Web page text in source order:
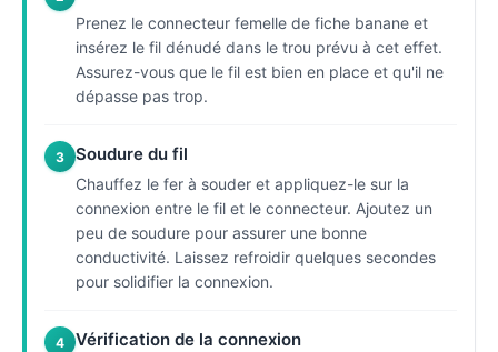
Prenez le connecteur femelle de fiche banane et
insérez le fil dénudé dans le trou prévu à cet effet.
Assurez-vous que le fil est bien en place et qu'il ne
dépasse pas trop.
3 Soudure du fil
Chauffez le fer à souder et appliquez-le sur la
connexion entre le fil et le connecteur. Ajoutez un
peu de soudure pour assurer une bonne
conductivité. Laissez refroidir quelques secondes
pour solidifier la connexion.
4 Vérification de la connexion